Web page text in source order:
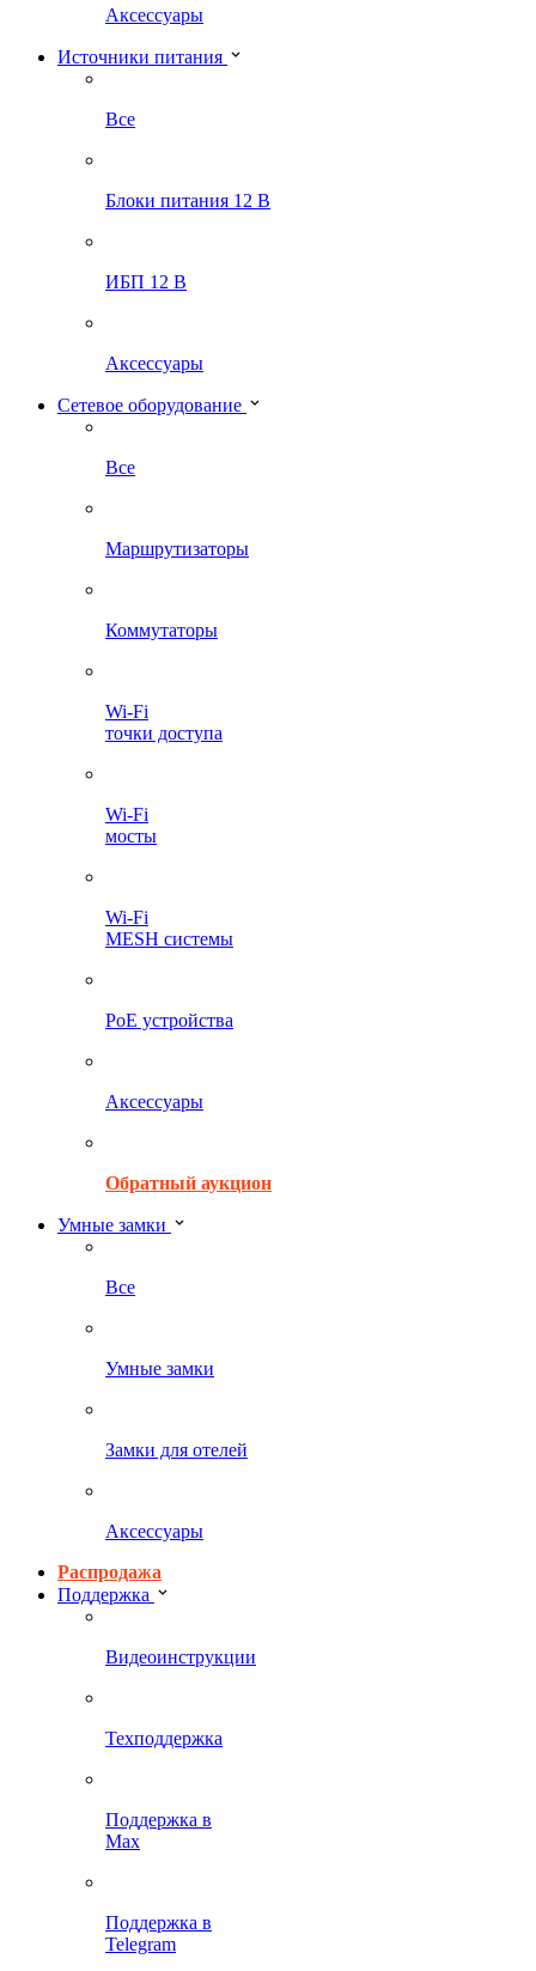
Аксессуары
Источники питания
Все
Блоки питания 12 В
ИБП 12 В
Аксессуары
Сетевое оборудование
Все
Маршрутизаторы
Коммутаторы
Wi-Fi
точки доступа
Wi-Fi
мосты
Wi-Fi
MESH системы
PoE устройства
Аксессуары
Обратный аукцион
Умные замки
Все
Умные замки
Замки для отелей
Аксессуары
Распродажа
Поддержка
Видеоинструкции
Техподдержка
Поддержка в
Max
Поддержка в
Telegram